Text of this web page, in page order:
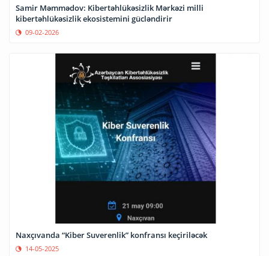
Samir Məmmədov: Kibertəhlükəsizlik Mərkəzi milli
kibertəhlükəsizlik ekosistemini gücləndirir
09-02-2026
Naxçıvanda “Kiber Suverenlik” konfransı keçiriləcək
14-05-2025